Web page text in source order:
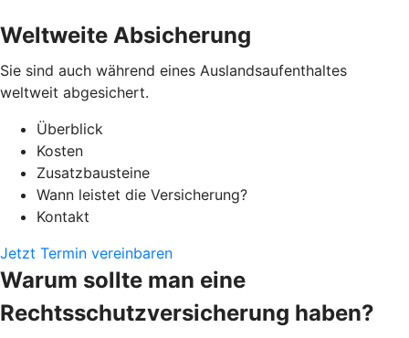
Weltweite Absicherung
Sie sind auch während eines Auslandsaufenthaltes
weltweit abgesichert.
Überblick
Kosten
Zusatzbausteine
Wann leistet die Versicherung?
Kontakt
Jetzt Termin vereinbaren
Warum sollte man eine
Rechtsschutzversicherung haben?